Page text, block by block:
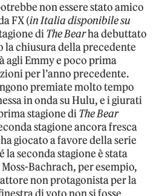
non essere stato amico
FX (in Italia disponibile su
diThe Bearha debuttato
la chiusura della precedente
agli Emmy e poco prima
per l’anno precedente.
premiate molto tempo
in onda su Hulu, e i giurati
stagione diThe Bear
stagione ancora fresca
giocato a favore della serie
la seconda stagione è stata
Bachrach, per esempio,
non protagonista per la